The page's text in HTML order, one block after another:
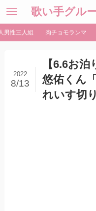
歌い手グル
男性三人組 肉チョモランマ
【6.6お
悠佑くん
れいす切
2022
8/13